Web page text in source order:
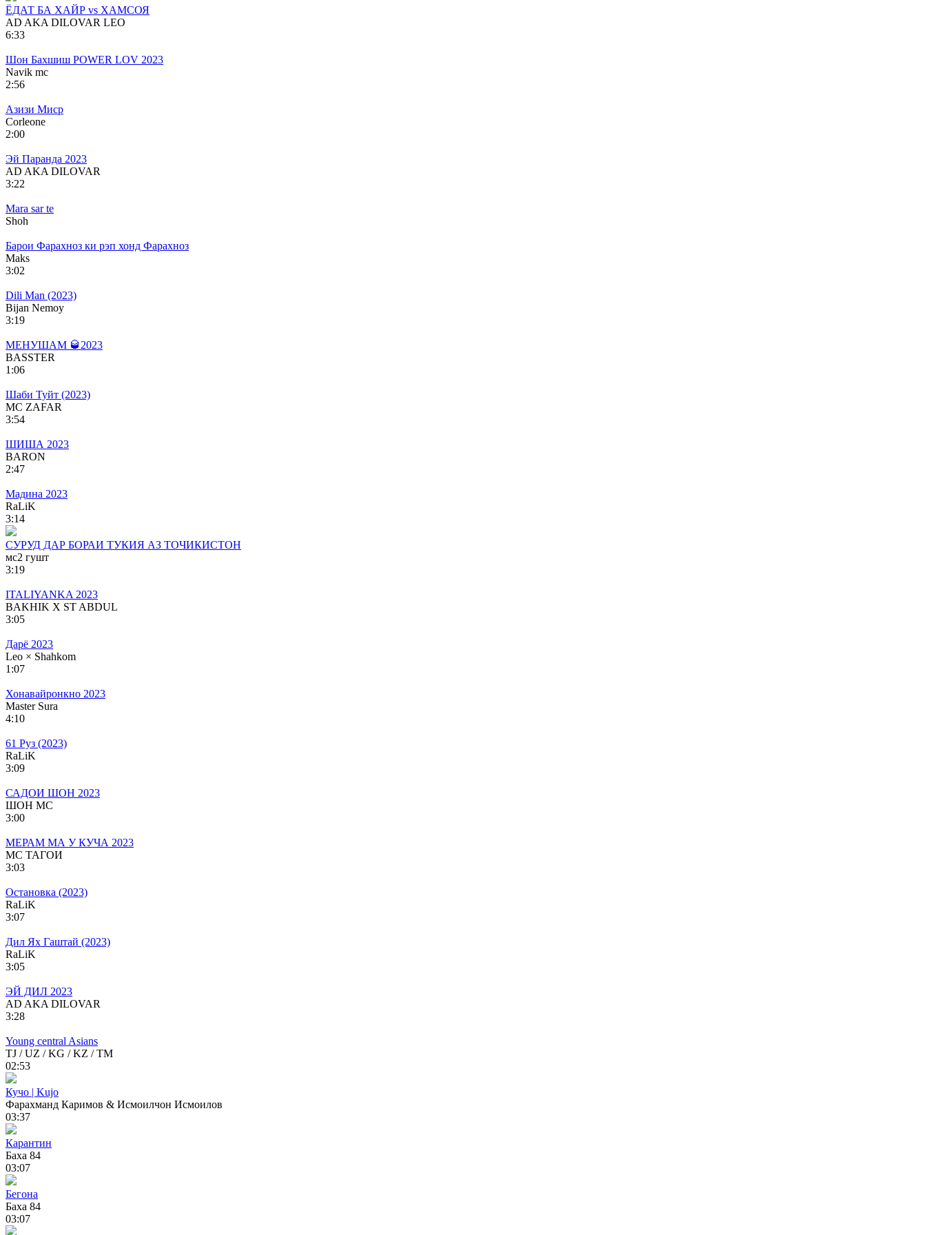
ËДАТ БА ХАЙР vs ХАМСОЯ
AD AKA DILOVAR LEO
6:33
Шон Бахшиш POWER LOV 2023
Navik mc
2:56
Азизи Миср
Corleone
2:00
Эй Паранда 2023
AD AKA DILOVAR
3:22
Mara sar te
Shoh
Барои Фарахноз ки рэп хонд Фарахноз
Maks
3:02
Dili Man (2023)
Bijan Nemoy
3:19
МЕНУШАМ 🥃2023
BASSTER
1:06
Шаби Туйт (2023)
MC ZAFAR
3:54
ШИША 2023
BARON
2:47
Мадина 2023
RaLiK
3:14
СУРУД ДАР БОРАИ ТУКИЯ АЗ ТОЧИКИСТОН
мс2 гушт
3:19
ITALIYANKA 2023
BAKHIK X ST ABDUL
3:05
Дарё 2023
Leo × Shahkom
1:07
Хонавайронкно 2023
Master Sura
4:10
61 Руз (2023)
RaLiK
3:09
САДОИ ШОН 2023
ШОН МС
3:00
МЕРАМ МА У КУЧА 2023
МС ТАГОИ
3:03
Остановка (2023)
RaLiK
3:07
Дил Ях Гаштай (2023)
RaLiK
3:05
ЭЙ ДИЛ 2023
AD AKA DILOVAR
3:28
Young central Asians
TJ / UZ / KG / KZ / TM
02:53
Кучо | Kujo
Фарахманд Каримов & Исмоилчон Исмоилов
03:37
Карантин
Баха 84
03:07
Бегона
Баха 84
03:07